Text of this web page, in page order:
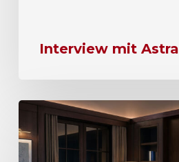
Interview mit Astra